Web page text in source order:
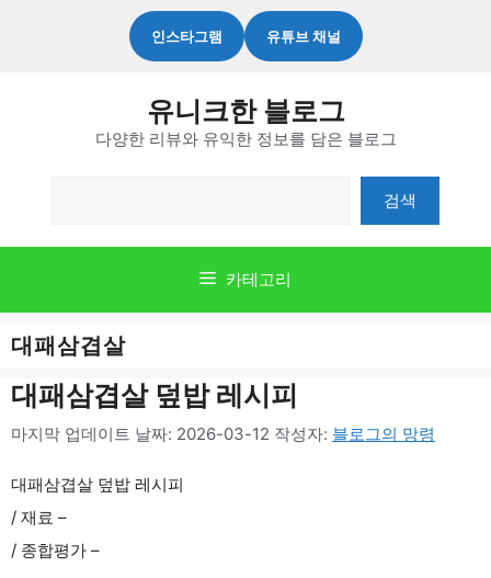
기
인스타그램 유튜브 채널
유니크한 블로그
다양한 리뷰와 유익한 정보를 담은 블로그
검색
카테고리
대패삼겹살
대패삼겹살 덮밥 레시피
마지막 업데이트 날짜: 2026-03-12 작성자: 블로그의 망령
대패삼겹살 덮밥 레시피
/ 재료 –
/ 종합평가 –